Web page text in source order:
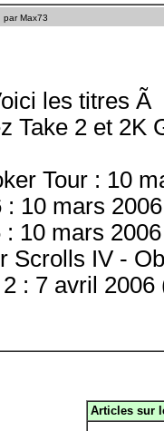
par Max73
les titres Ã
Take 2 et 2K
Tour : 10
: 10 mars
: 10 mars
Scrolls IV -
: 7 avril 2006
Articles sur